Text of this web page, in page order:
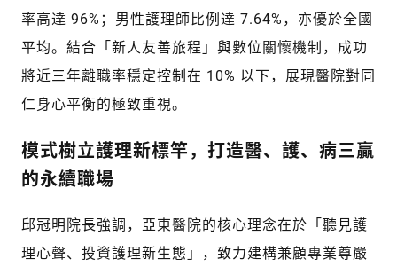
率高達 96%；男性護理師比例達 7.64%，亦優於全國
平均。結合「新人友善旅程」與數位關懷機制，成功
將近三年離職率穩定控制在 10% 以下，展現醫院對同
仁身心平衡的極致重視。
模式樹立護理新標竿，打造醫、護、病三贏
的永續職場
邱冠明院長強調，亞東醫院的核心理念在於「聽見護
理心聲、投資護理新生態」，致力建構兼顧專業尊嚴